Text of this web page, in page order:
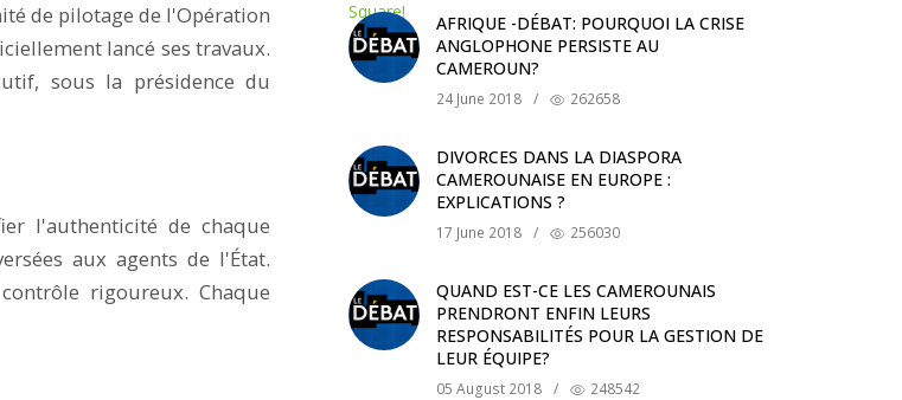
de pilotage de l'Opération
lancé ses travaux.
sous la présidence du
l'authenticité de chaque
aux agents de l'État.
rigoureux. Chaque
AFRIQUE -DÉBAT: POURQUOI LA CRISE
ANGLOPHONE PERSISTE AU
CAMEROUN?
24 June 2018 / 262658
DIVORCES DANS LA DIASPORA
CAMEROUNAISE EN EUROPE :
EXPLICATIONS ?
17 June 2018 / 256030
QUAND EST-CE LES CAMEROUNAIS
PRENDRONT ENFIN LEURS
RESPONSABILITÉS POUR LA GESTION DE
LEUR ÉQUIPE?
05 August 2018 / 248542